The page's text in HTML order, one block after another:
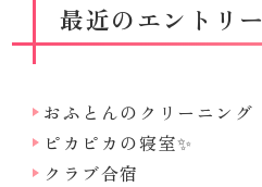
最近のエントリー
おふとんのクリーニング
ピカピカの寝室✨
クラブ合宿